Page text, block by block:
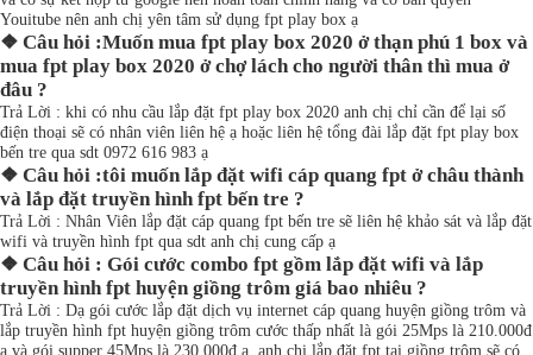
Youitube nên anh chị yên tâm sử dụng fpt play box ạ
❖ Câu hỏi :Muốn mua fpt play box 2020 ở thạn phú 1 box và
mua fpt play box 2020 ở chợ lách cho người thân thì mua ở
đâu ?
Trả Lời : khi có nhu cầu lắp đặt fpt play box 2020 anh chị chỉ cần để lại số
điện thoại sẽ có nhân viên liên hệ ạ hoặc liên hệ tổng đài lắp đặt fpt play box
bến tre qua sdt 0972 616 983 ạ
❖ Câu hỏi :tôi muốn lắp đặt wifi cáp quang fpt ở châu thành
và lắp đặt truyền hình fpt bến tre ?
Trả Lời : Nhân Viên lắp đặt cáp quang fpt bến tre sẽ liên hệ khảo sát và lắp đặt
wifi và truyền hình fpt qua sdt anh chị cung cấp ạ
❖ Câu hỏi : Gói cước combo fpt gồm lắp đặt wifi và lắp
truyền hình fpt huyện giồng trôm giá bao nhiêu ?
Trả Lời : Dạ gói cước lắp đặt dịch vụ internet cáp quang huyện giồng trôm và
lắp truyền hình fpt huyện giồng trôm cước thấp nhất là gói 25Mps là 210.000đ
ạ và gói supper 45Mps là 230.000đ ạ. anh chị lắp đặt fpt tại giồng trôm sẽ có